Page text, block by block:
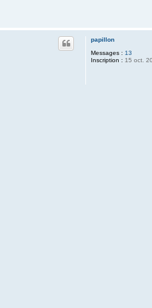
papillon
Messages : 13
Inscription : 15 oct.